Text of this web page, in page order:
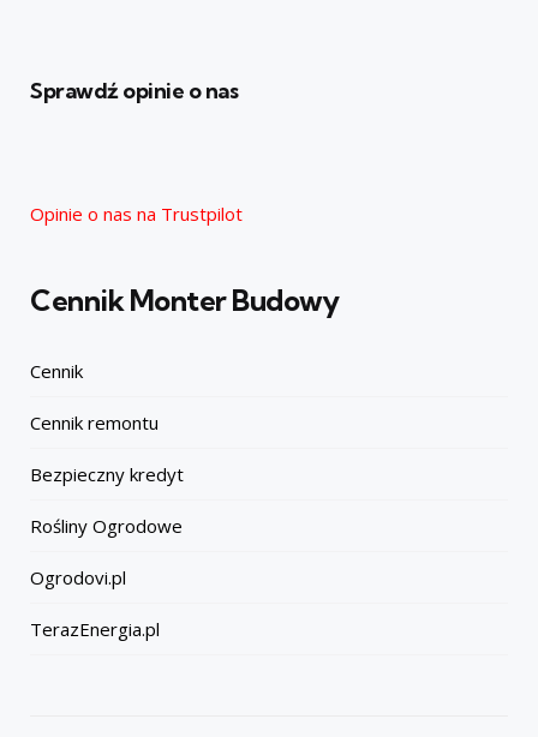
Sprawdź opinie o nas
Opinie o nas na Trustpilot
Cennik Monter Budowy
Cennik
Cennik remontu
Bezpieczny kredyt
Rośliny Ogrodowe
Ogrodovi.pl
TerazEnergia.pl